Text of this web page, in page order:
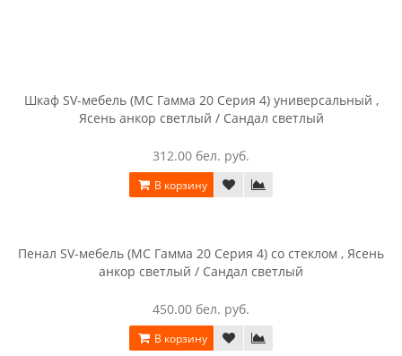
Шкаф SV-мебель (МС Гамма 20 Серия 4) универсальный ,
Ясень анкор светлый / Сандал светлый
312.00 бел. руб.
В корзину